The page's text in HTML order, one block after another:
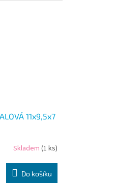
11x9,5x7
Skladem (1 ks)
Do košíku